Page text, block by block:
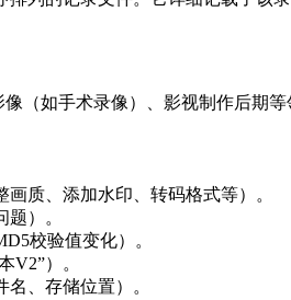
（如手术录像）、影视制作后期
质、添加水印、转码格式等）。
）。
校验值变化）。
V2”）。
、存储位置）。